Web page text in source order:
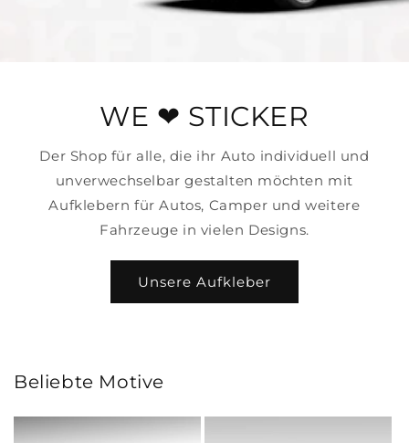
WE ❤ STICKER
Der Shop für alle, die ihr Auto individuell und
unverwechselbar gestalten möchten mit
Aufklebern für Autos, Camper und weitere
Fahrzeuge in vielen Designs.
Unsere Aufkleber
Beliebte Motive